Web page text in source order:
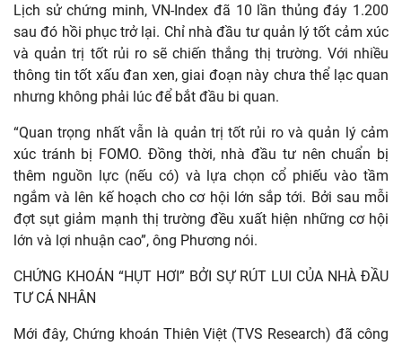
Lịch sử chứng minh, VN-Index đã 10 lần thủng đáy 1.200
sau đó hồi phục trở lại. Chỉ nhà đầu tư quản lý tốt cảm xúc
và quản trị tốt rủi ro sẽ chiến thắng thị trường. Với nhiều
thông tin tốt xấu đan xen, giai đoạn này chưa thể lạc quan
nhưng không phải lúc để bắt đầu bi quan.
“Quan trọng nhất vẫn là quản trị tốt rủi ro và quản lý cảm
xúc tránh bị FOMO. Đồng thời, nhà đầu tư nên chuẩn bị
thêm nguồn lực (nếu có) và lựa chọn cổ phiếu vào tầm
ngắm và lên kế hoạch cho cơ hội lớn sắp tới. Bởi sau mỗi
đợt sụt giảm mạnh thị trường đều xuất hiện những cơ hội
lớn và lợi nhuận cao”, ông Phương nói.
CHỨNG KHOÁN “HỤT HƠI” BỞI SỰ RÚT LUI CỦA NHÀ ĐẦU
TƯ CÁ NHÂN
Mới đây, Chứng khoán Thiên Việt (TVS Research) đã công